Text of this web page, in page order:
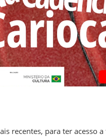
recentes, para ter